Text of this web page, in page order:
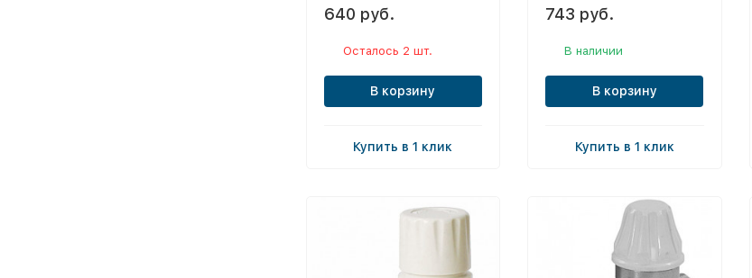
640 руб.
Осталось 2 шт.
В корзину
Купить в 1 клик
743 руб.
В наличии
В корзину
Купить в 1 клик